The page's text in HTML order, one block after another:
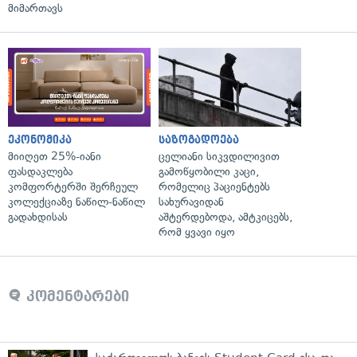
მიმართავს
ეკონომიკა
მიიღეთ 25%-იანი
ფასდაკლება
კომფორტერში შერჩეულ
კოლექციაზე ნაწილ-ნაწილ
გადახდისას
საზოგადოება
ცელიანი სიკვდილივით
გამოწყობილი კაცი,
რომელიც პაციენტებს
სახურავიდან
აშტერდებოდა, ამტკიცებს,
რომ ყვავი იყო
კომენტარები